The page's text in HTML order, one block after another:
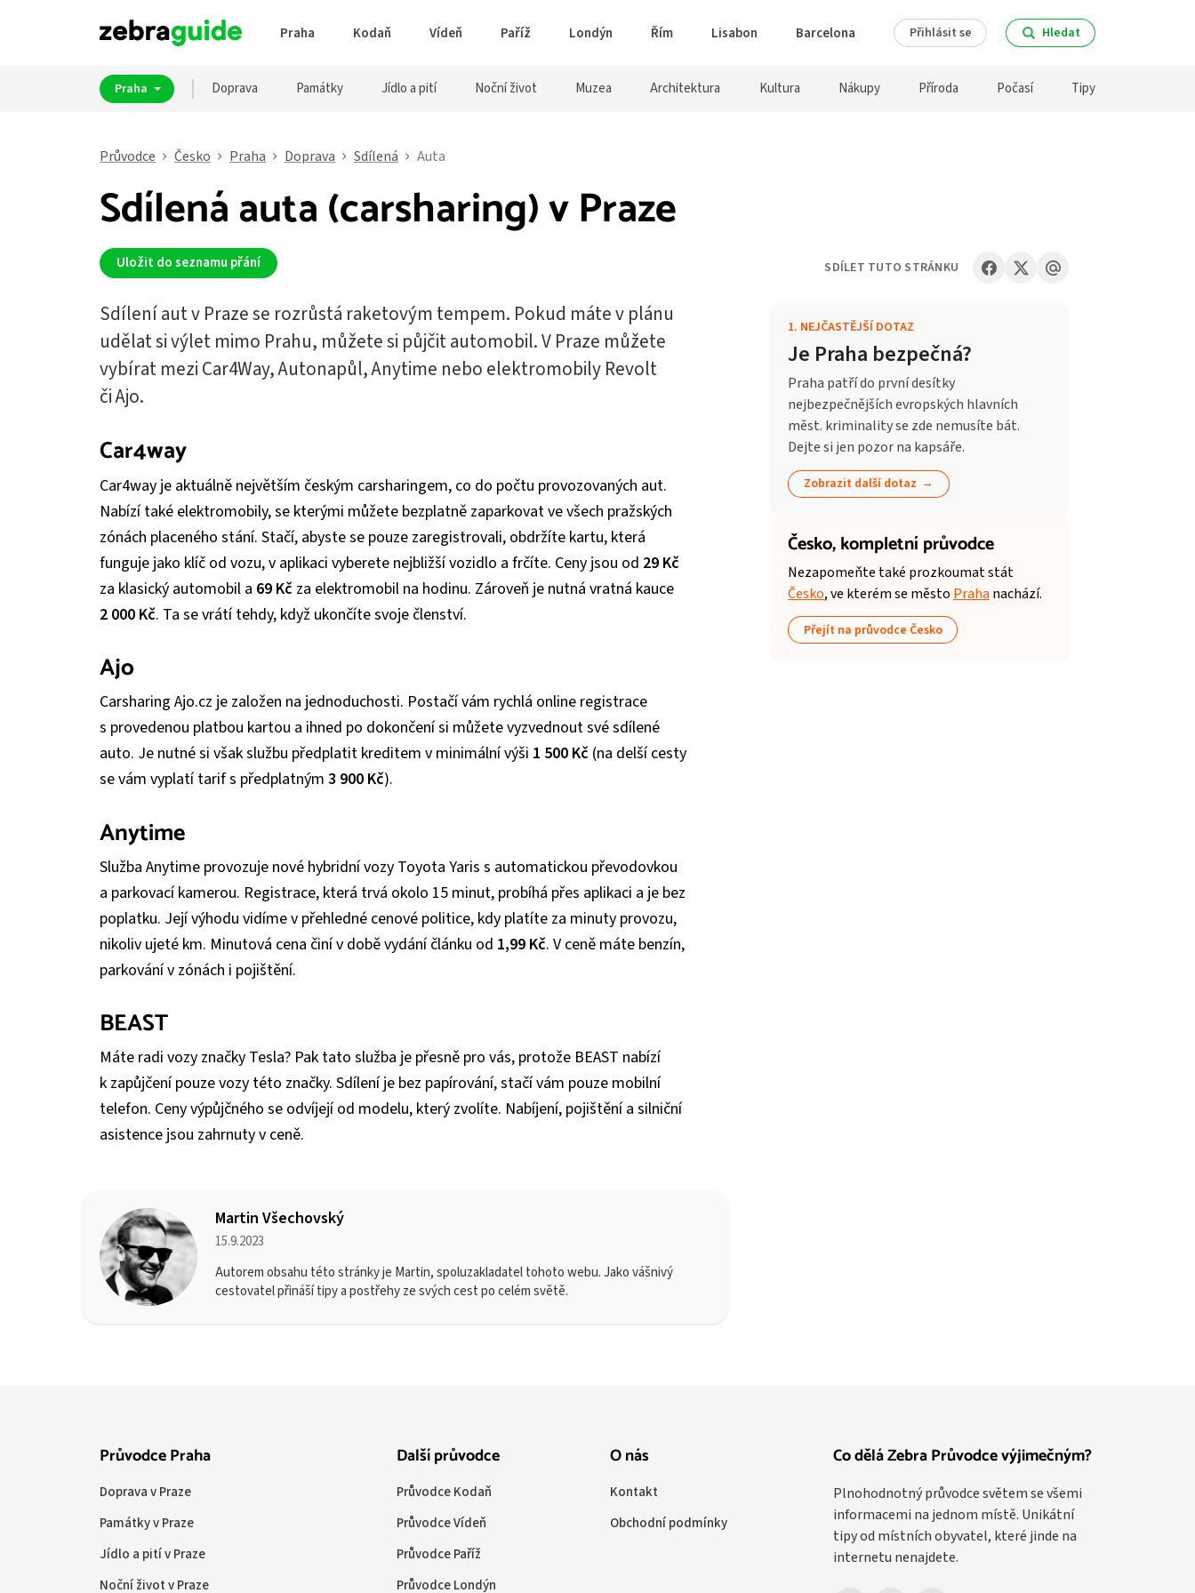
Praha Kodaň Vídeň Paříž Londýn Řím Lisabon Barcelona Přihlásit se Hledat
Praha Doprava Památky Jídlo a pití Noční život Muzea Architektura Kultura Nákupy Příroda Počasí Tipy
Průvodce Česko Praha Doprava Sdílená Auta
Sdílená auta (carsharing) v Praze
Uložit do seznamu přání
Sdílení aut v Praze se rozrůstá raketovým tempem. Pokud máte v plánu
udělat si výlet mimo Prahu, můžete si půjčit automobil. V Praze můžete
vybírat mezi Car4Way, Autonapůl, Anytime nebo elektromobily Revolt
či Ajo.
Car4way
Car4way je aktuálně největším českým carsharingem, co do počtu provozovaných aut.
Nabízí také elektromobily, se kterými můžete bezplatně zaparkovat ve všech pražských
zónách placeného stání. Stačí, abyste se pouze zaregistrovali, obdržíte kartu, která
funguje jako klíč od vozu, v aplikaci vyberete nejbližší vozidlo a frčíte. Ceny jsou od 29 Kč
za klasický automobil a 69 Kč za elektromobil na hodinu. Zároveň je nutná vratná kauce
2 000 Kč. Ta se vrátí tehdy, když ukončíte svoje členství.
Ajo
Carsharing Ajo.cz je založen na jednoduchosti. Postačí vám rychlá online registrace
s provedenou platbou kartou a ihned po dokončení si můžete vyzvednout své sdílené
auto. Je nutné si však službu předplatit kreditem v minimální výši 1 500 Kč (na delší cesty
se vám vyplatí tarif s předplatným 3 900 Kč).
Anytime
Služba Anytime provozuje nové hybridní vozy Toyota Yaris s automatickou převodovkou
a parkovací kamerou. Registrace, která trvá okolo 15 minut, probíhá přes aplikaci a je bez
poplatku. Její výhodu vidíme v přehledné cenové politice, kdy platíte za minuty provozu,
nikoliv ujeté km. Minutová cena činí v době vydání článku od 1,99 Kč. V ceně máte benzín,
parkování v zónách i pojištění.
BEAST
Máte radi vozy značky Tesla? Pak tato služba je přesně pro vás, protože BEAST nabízí
k zapůjčení pouze vozy této značky. Sdílení je bez papírování, stačí vám pouze mobilní
telefon. Ceny výpůjčného se odvíjejí od modelu, který zvolíte. Nabíjení, pojištění a silniční
asistence jsou zahrnuty v ceně.
Martin Všechovský
15.9.2023
Autorem obsahu této stránky je Martin, spoluzakladatel tohoto webu. Jako vášnivý
cestovatel přináší tipy a postřehy ze svých cest po celém světě.
1. NEJČASTĚJŠÍ DOTAZ
Je Praha bezpečná?
Praha patří do první desítky
nejbezpečnějších evropských hlavních
měst. kriminality se zde nemusíte bát.
Dejte si jen pozor na kapsáře.
Zobrazit další dotaz
Česko,kompletní průvodce
Nezapomeňte také prozkoumat stát
Česko, ve kterém se město Praha nachází.
Přejít na průvodce Česko
SDÍLET TUTO STRÁNKU
Co dělá Zebra Průvodce výjimečným?
Plnohodnotný průvodce světem se všemi
informacemi na jednom místě. Unikátní
tipy od místních obyvatel, které jinde na
internetu nenajdete.
Průvodce Praha
Doprava v Praze
Památky v Praze
Jídlo a pití v Praze
Noční život v Praze
Další průvodce
Průvodce Kodaň
Průvodce Vídeň
Průvodce Paříž
Průvodce Londýn
O nás
Kontakt
Obchodní podmínky